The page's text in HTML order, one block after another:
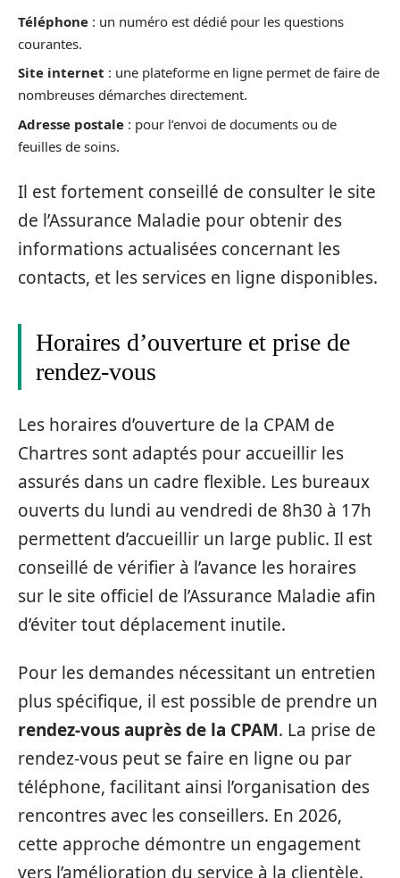
Téléphone : un numéro est dédié pour les questions
courantes.
Site internet : une plateforme en ligne permet de faire de
nombreuses démarches directement.
Adresse postale : pour l’envoi de documents ou de
feuilles de soins.
Il est fortement conseillé de consulter le site
de l’Assurance Maladie pour obtenir des
informations actualisées concernant les
contacts, et les services en ligne disponibles.
Horaires d’ouverture et prise de
rendez-vous
Les horaires d’ouverture de la CPAM de
Chartres sont adaptés pour accueillir les
assurés dans un cadre flexible. Les bureaux
ouverts du lundi au vendredi de 8h30 à 17h
permettent d’accueillir un large public. Il est
conseillé de vérifier à l’avance les horaires
sur le site officiel de l’Assurance Maladie afin
d’éviter tout déplacement inutile.
Pour les demandes nécessitant un entretien
plus spécifique, il est possible de prendre un
rendez-vous auprès de la CPAM. La prise de
rendez-vous peut se faire en ligne ou par
téléphone, facilitant ainsi l’organisation des
rencontres avec les conseillers. En 2026,
cette approche démontre un engagement
vers l’amélioration du service à la clientèle.